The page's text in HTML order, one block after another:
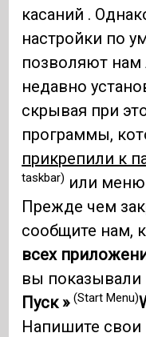
касаний .
настройки по
позволяют нам
недавно
скрывая при
программы,
прикрепили к
taskbar) или меню
Прежде чем
сообщите нам,
всех
вы
Пуск »(Start Menu)
Напишите свои